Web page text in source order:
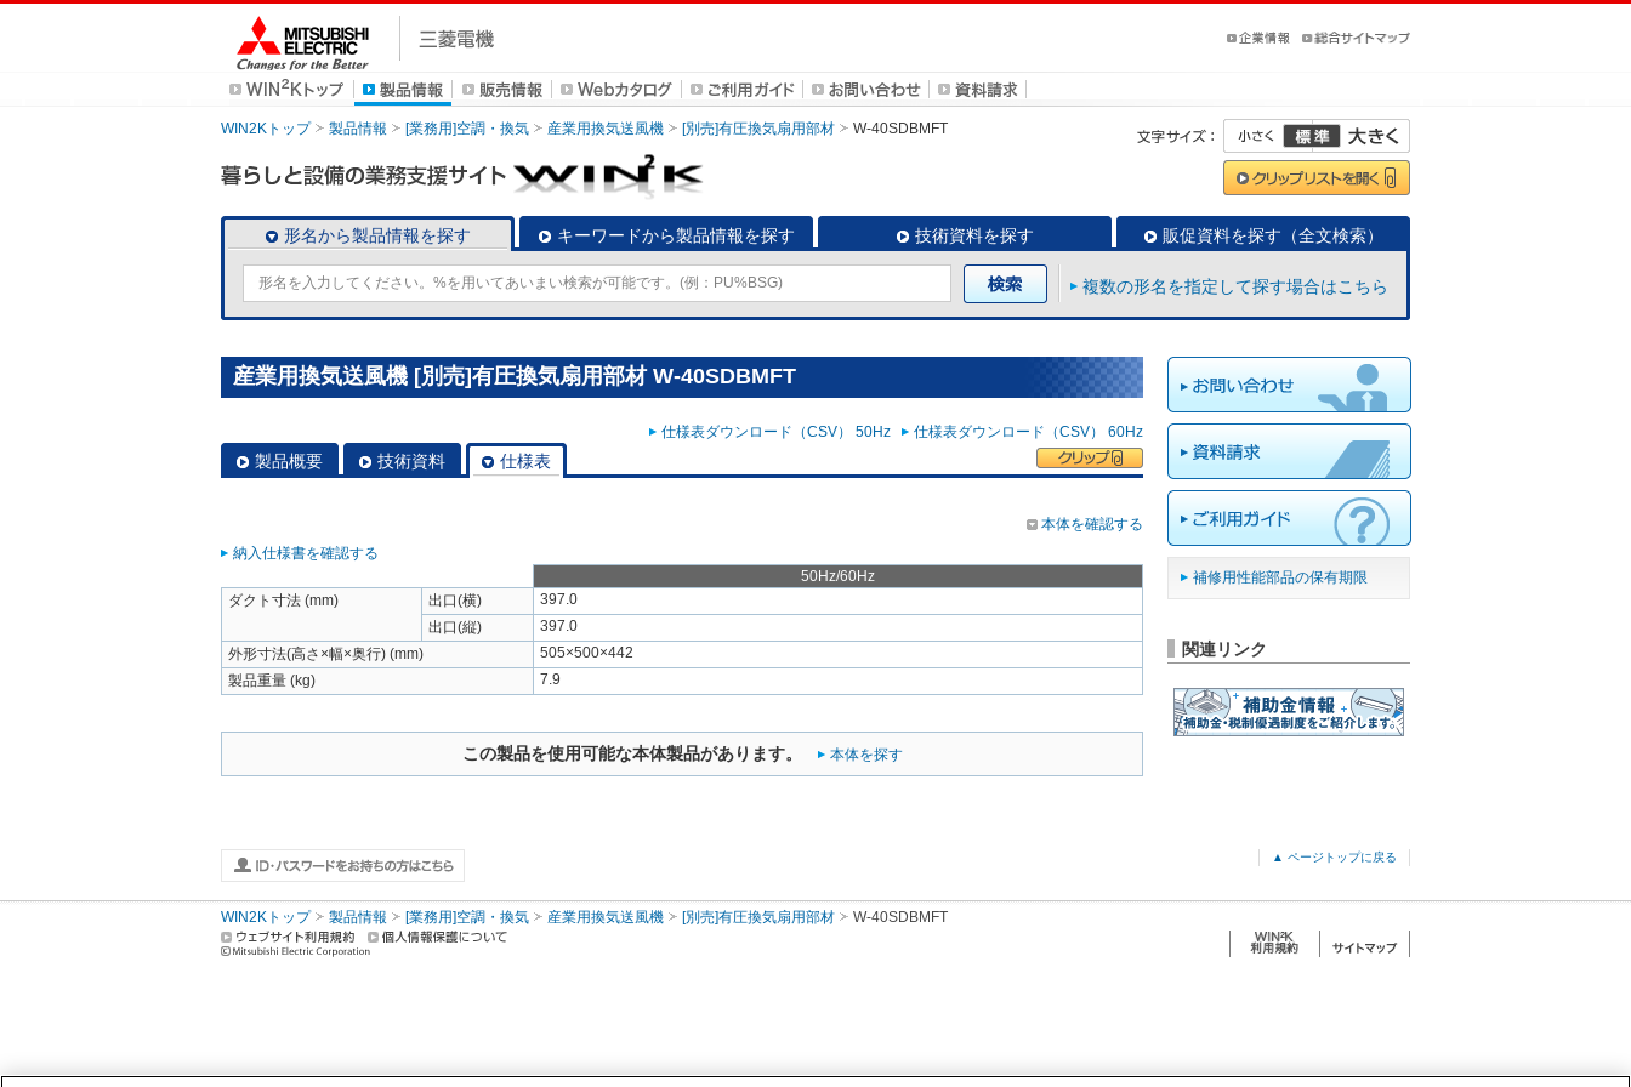
WIN2Kトップ 製品情報 [業務用]空調・換気 産業用換気送風機 [別売]有圧換気扇用部材 W-40SDBMFT
形名から製品情報を探す キーワードから製品情報を探す 技術資料を探す 販促資料を探す（全文検索）
複数の形名を指定して探す場合はこちら
産業用換気送風機 [別売]有圧換気扇用部材 W-40SDBMFT
仕様表ダウンロード（CSV） 50Hz 仕様表ダウンロード（CSV） 60Hz
製品概要 技術資料 仕様表
本体を確認する
納入仕様書を確認する
50Hz/60Hz
ダクト寸法 (mm)
出口(横)
397.0
出口(縦)
397.0
外形寸法(高さ×幅×奥行) (mm)
505×500×442
製品重量 (kg)
7.9
この製品を使用可能な本体製品があります。 本体を探す
補修用性能部品の保有期限
関連リンク
▲ ページトップに戻る
WIN2Kトップ 製品情報 [業務用]空調・換気 産業用換気送風機 [別売]有圧換気扇用部材 W-40SDBMFT